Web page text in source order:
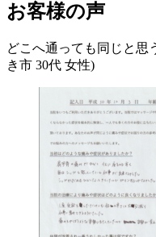
お客様の声
どこへ通っても同じと思
き市 30代 女性)